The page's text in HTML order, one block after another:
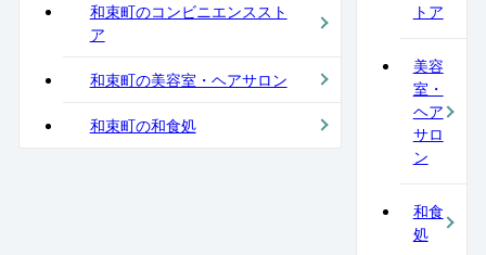
和束町のコンビニエンススト
ア
和束町の美容室・ヘアサロン
和束町の和食処
トア
美容
室・
ヘア
サロ
ン
和食
処